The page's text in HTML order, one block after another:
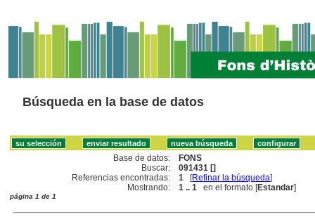
Búsqueda en la base de datos
Base de datos:
FONS
Buscar:
091431 []
Referencias encontradas:
1 [Refinar la búsqueda]
Mostrando:
1 .. 1 en el formato [Estandar]
página 1 de 1